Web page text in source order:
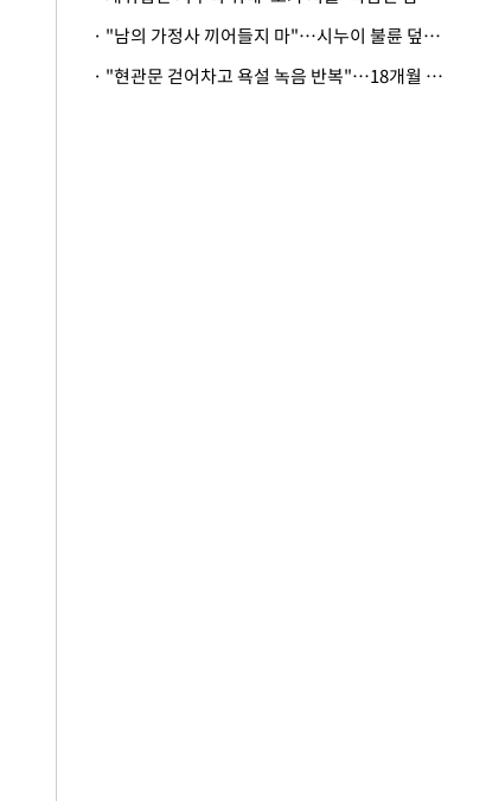
· "남의 가정사 끼어들지 마"…시누이 불륜 덮으려는 남편에 억울한 아내
· "현관문 걷어차고 욕설 녹음 반복"…18개월 아기 키우는 집 뒤흔든 '앞집의 비극'